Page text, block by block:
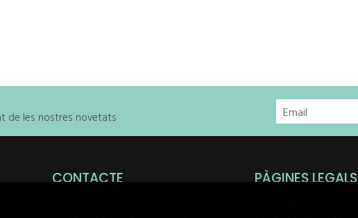
de les nostres novetats
CONTACTE PÀGINES LEGALS